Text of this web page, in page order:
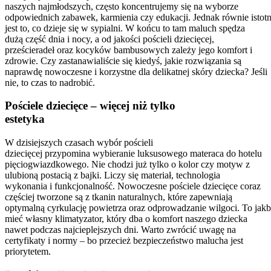
naszych najmłodszych, często koncentrujemy się na wyborze
odpowiednich zabawek, karmienia czy edukacji. Jednak równie
jest to, co dzieje się w sypialni. W końcu to tam maluch spędza
dużą część dnia i nocy, a od jakości pościeli dziecięcej,
prześcieradeł oraz kocyków bambusowych zależy jego komfort i
zdrowie. Czy zastanawialiście się kiedyś, jakie rozwiązania są
naprawdę nowoczesne i korzystne dla delikatnej skóry dziecka? Jeśli
nie, to czas to nadrobić.
Pościele dziecięce – więcej niż tylko
estetyka
W dzisiejszych czasach wybór pościeli
dziecięcej przypomina wybieranie luksusowego materaca do hotelu
pięciogwiazdkowego. Nie chodzi już tylko o kolor czy motyw z
ulubioną postacią z bajki. Liczy się materiał, technologia
wykonania i funkcjonalność. Nowoczesne pościele dziecięce coraz
częściej tworzone są z tkanin naturalnych, które zapewniają
optymalną cyrkulację powietrza oraz odprowadzanie wilgoci. To
mieć własny klimatyzator, który dba o komfort naszego dziecka
nawet podczas najcieplejszych dni. Warto zwrócić uwagę na
certyfikaty i normy – bo przecież bezpieczeństwo malucha jest
priorytetem.